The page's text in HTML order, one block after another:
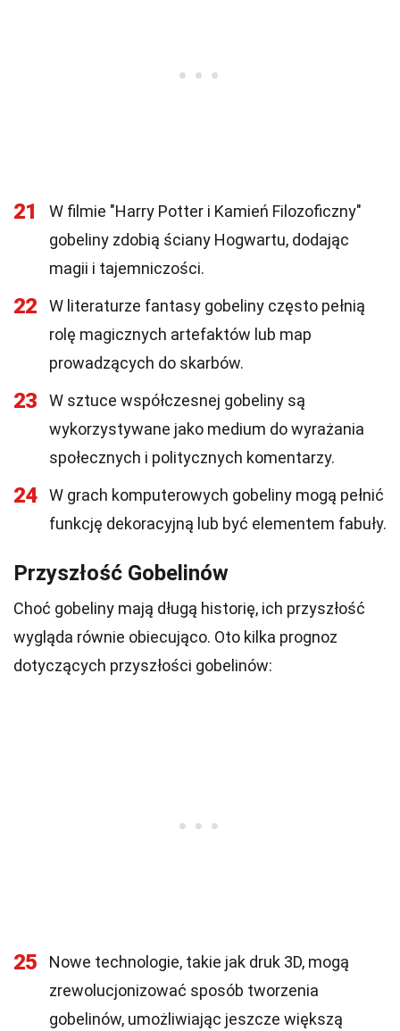
21
W filmie "Harry Potter i Kamień Filozoficzny"
gobeliny zdobią ściany Hogwartu, dodając
magii i tajemniczości.
22
W literaturze fantasy gobeliny często pełnią
rolę magicznych artefaktów lub map
prowadzących do skarbów.
23
W sztuce współczesnej gobeliny są
wykorzystywane jako medium do wyrażania
społecznych i politycznych komentarzy.
24
W grach komputerowych gobeliny mogą pełnić
funkcję dekoracyjną lub być elementem fabuły.
Przyszłość Gobelinów
Choć gobeliny mają długą historię, ich przyszłość
wygląda równie obiecująco. Oto kilka prognoz
dotyczących przyszłości gobelinów:
25
Nowe technologie, takie jak druk 3D, mogą
zrewolucjonizować sposób tworzenia
gobelinów, umożliwiając jeszcze większą